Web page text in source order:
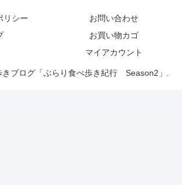
リシー
お問い合わせ
お買い物カゴ
マイアカウント
ブログ「ぶらり食べ歩き紀行 Season2」.